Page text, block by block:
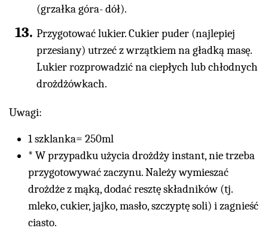
(grzałka góra- dół).
Przygotować lukier. Cukier puder (najlepiej
przesiany) utrzeć z wrzątkiem na gładką masę.
Lukier rozprowadzić na ciepłych lub chłodnych
drożdżówkach.
Uwagi:
1 szklanka= 250ml
* W przypadku użycia drożdży instant, nie trzeba
przygotowywać zaczynu. Należy wymieszać
drożdże z mąką, dodać resztę składników (tj.
mleko, cukier, jajko, masło, szczyptę soli) i zagnieść
ciasto.